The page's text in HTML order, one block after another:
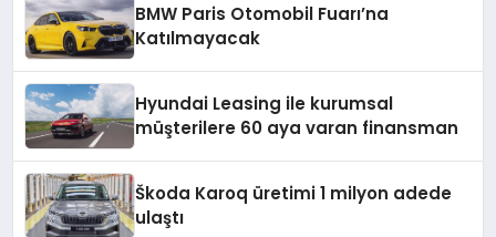
BMW Paris Otomobil Fuarı’na
Katılmayacak
Hyundai Leasing ile kurumsal
müşterilere 60 aya varan finansman
Škoda Karoq üretimi 1 milyon adede
ulaştı